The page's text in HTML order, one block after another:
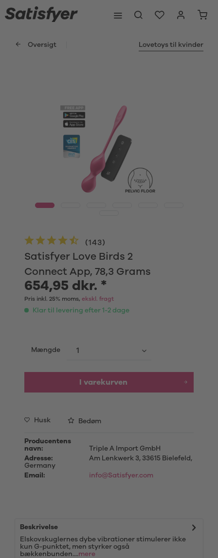
Oversigt Lovetoys til kvinder
Satisfyer Love Birds 2
Connect App, 78,3 Grams
(143)
654,95 dkr. *
Pris inkl. 25% moms, ekskl. fragt
Klar til levering efter 1-2 dage
Mængde
I varekurven
Husk Bedøm
Producentens
navn:
Triple A Import GmbH
Adresse:
Am Lenkwerk 3, 33615 Bielefeld,
Germany
Email:
info@Satisfyer.com
Beskrivelse
Elskovskuglernes dybe vibrationer stimulerer ikke
kun G-punktet, men styrker også
bækkenbunden....mere